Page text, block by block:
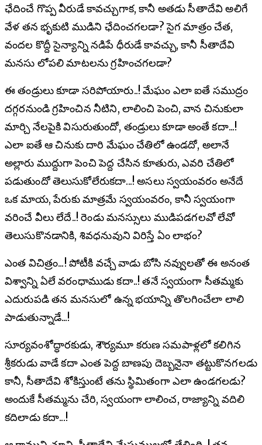
ఛేదించే గొప్ప వీరుడే కావచ్చుగాక, కానీ అతడు సీతాదేవి అలిగే
వేళ తన భృకుటి ముడిని ఛేదించగలడా? సైగ మాత్రం చేత,
వందల కొద్దీ సైన్యాన్ని నడిపే ధీరుడే కావచ్చు, కానీ సీతాదేవి
మనసు లోపలి మాటలను గ్రహించగలడా?
ఈ తండ్రులు కూడా సరిపోయారు..! మేఘం ఎలా ఐతే సముద్రం
దగ్గరనుండి గ్రహించిన నీటిని, లాలించి పెంచి, వాన చినుకులా
మార్చి నేలపైకి విసురుతుందో, తండ్రులు కూడా అంతే కదా...!
ఎలా ఐతే ఆ చినుకు దారి మేఘం చేతిలో ఉండదో, అలానే
అల్లారు ముద్దుగా పెంచి పెద్ద చేసిన కూతురు, ఎవరి చేతిలో
పడుతుందో తెలుసుకోలేరుకదా...! అసలు స్వయంవరం అనేదే
ఒక మాయ, పేరుకు మాత్రమే స్వయంవరం, కానీ స్వయంగా
వరించే వీలు లేదే..! రెండు మనస్సులు ముడిపడగలవో లేవో
తెలుసుకొనడానికి, శివధనువుని విరిస్తే ఏం లాభం?
ఎంత విచిత్రం...! పోటీకి వచ్చే వాడు బోసి నవ్వులతో ఈ అనంత
విశ్వాన్ని ఏలే వరంధాముడు కదా..! తనే స్వయంగా సీతమ్మకు
ఎదురుపడి తన మనసులో ఉన్న భయాన్ని తొలగించేలా లాలి
పాడుతున్నాడే...!
సూర్యవంశోద్ధారకుడు, శౌర్యమూ కరుణ సమపాళ్లలో కలిగిన
శ్రీకరుడు వాడే కదా ఎంత పెద్ద బాణపు దెబ్బనైనా తట్టుకొనగలడు
కానీ, సీతాదేవి శోకిస్తుంటే తను స్థిమితంగా ఎలా ఉండగలడు?
అందుకే సీతమ్మను చేరి, స్వయంగా లాలించ, రాజ్యాన్ని వదిలి
కదిలాడు కదా...!